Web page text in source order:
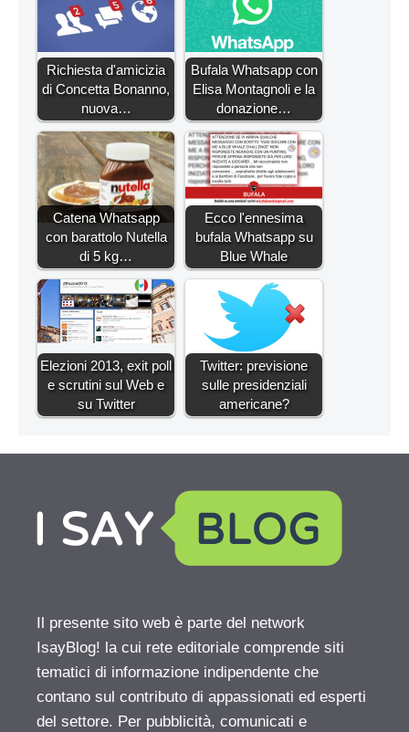
Richiesta d'amicizia
di Concetta Bonanno,
nuova…
Bufala Whatsapp con
Elisa Montagnoli e la
donazione…
Catena Whatsapp
con barattolo Nutella
di 5 kg…
Ecco l'ennesima
bufala Whatsapp su
Blue Whale
Elezioni 2013, exit poll
e scrutini sul Web e
su Twitter
Twitter: previsione
sulle presidenziali
americane?
Il presente sito web è parte del network
IsayBlog! la cui rete editoriale comprende siti
tematici di informazione indipendente che
contano sul contributo di appassionati ed esperti
del settore. Per pubblicità, comunicati e